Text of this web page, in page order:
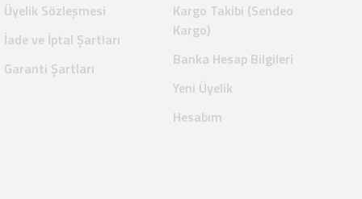
Üyelik Sözleşmesi
İade ve İptal Şartları
Garanti Şartları
Kargo Takibi (Sendeo
Kargo)
Banka Hesap Bilgileri
Yeni Üyelik
Hesabım